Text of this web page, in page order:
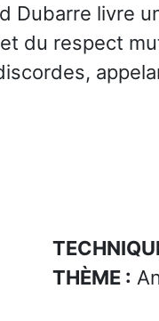
Dubarre livre
du respect
THÈME :